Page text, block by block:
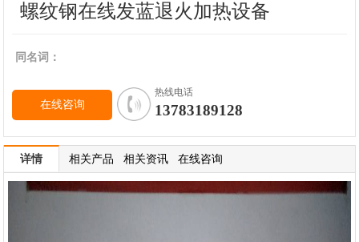
螺纹钢在线发蓝退火加热设备
同名词：
在线咨询
热线电话
13783189128
详情 相关产品 相关资讯 在线咨询